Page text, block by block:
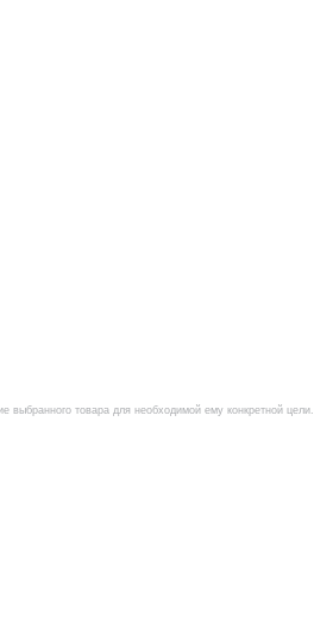
выбранного товара для необходимой ему конкретной цели.